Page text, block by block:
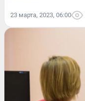
23 марта, 2023, 06:00